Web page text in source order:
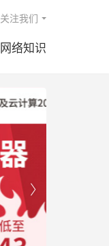
网络知识
关注我们
